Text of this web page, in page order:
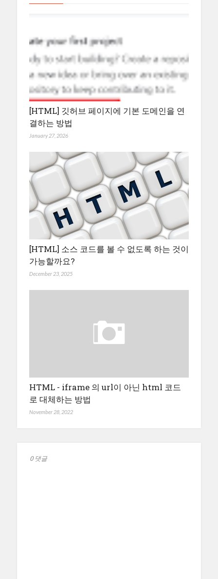
[HTML] 깃허브 페이지에 기본 도메인을 연
결하는 방법
January 27, 2026
[HTML] 소스 코드를 볼 수 없도록 하는 것이
가능할까요?
December 23, 2025
HTML - iframe 의 url이 아닌 html 코드
로 대체하는 방법
November 28, 2022
0 댓글